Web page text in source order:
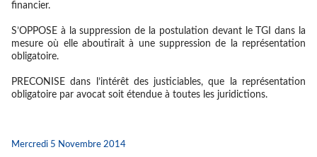
financier.
S’OPPOSE à la suppression de la postulation devant le TGI dans la
mesure où elle aboutirait à une suppression de la représentation
obligatoire.
PRECONISE dans l’intérêt des justiciables, que la représentation
obligatoire par avocat soit étendue à toutes les juridictions.
Mercredi 5 Novembre 2014